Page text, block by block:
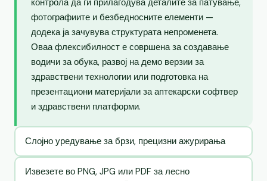
фотографиите и безбедносните елементи —
додека ја зачувува структурата непроменета.
Оваа флексибилност е совршена за создавање
водичи за обука, развој на демо верзии за
здравствени технологии или подготовка на
презентациони материјали за аптекарски софтвер
и здравствени платформи.
Слојно уредување за брзи, прецизни ажурирања
Извезете во PNG, JPG или PDF за лесно